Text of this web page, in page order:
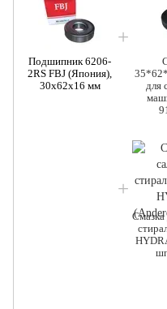
Подшипник 6206-
2RS FBJ (Япония),
30x62x16 мм
для
Смазка